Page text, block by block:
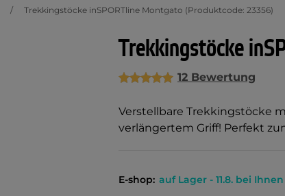
Trekkingstöcke inSPORTline Montgato (Produktcode: 23356)
Trekkingstöcke
12 Bewertung
Verstellbare Trekkingstöcke
verlängertem Griff! Perfekt
E-shop: auf Lager - 11.8. bei Ihnen